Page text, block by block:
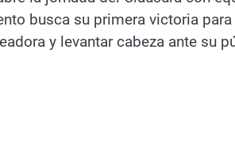
busca su primera victoria
y levantar cabeza ante su